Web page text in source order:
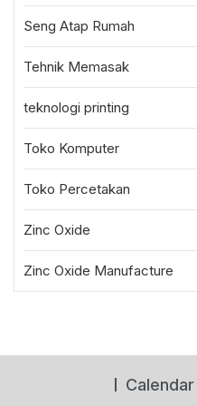
Seng Atap Rumah
Tehnik Memasak
teknologi printing
Toko Komputer
Toko Percetakan
Zinc Oxide
Zinc Oxide Manufacture
Calendar